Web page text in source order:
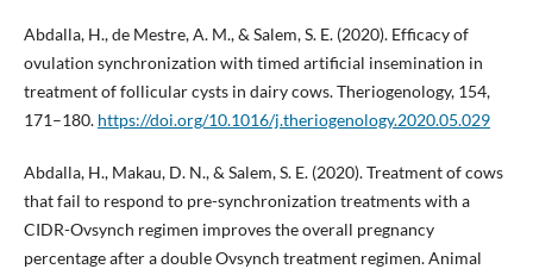
Abdalla, H., de Mestre, A. M., & Salem, S. E. (2020). Efficacy of
ovulation synchronization with timed artificial insemination in
treatment of follicular cysts in dairy cows. Theriogenology, 154,
171–180. https://doi.org/10.1016/j.theriogenology.2020.05.029
Abdalla, H., Makau, D. N., & Salem, S. E. (2020). Treatment of cows
that fail to respond to pre-synchronization treatments with a
CIDR-Ovsynch regimen improves the overall pregnancy
percentage after a double Ovsynch treatment regimen. Animal